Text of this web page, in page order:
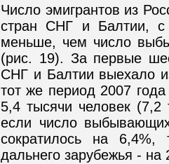
Число эмигрантов из
стран СНГ и Балтии, с
меньше, чем число
(рис. 19). За первые
СНГ и Балтии выехало
тот же период 2007
5,4 тысячи человек (7,2
если число
сократилось на 6,4%,
дальнего зарубежья - на